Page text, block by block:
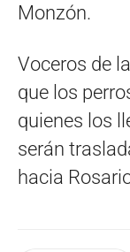
Monzón.
Voceros de
que los
quienes los
serán
hacia